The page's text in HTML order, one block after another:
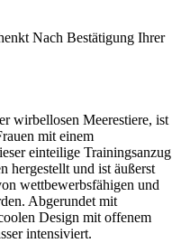
Nach Bestätigung Ihrer
wirbellosen Meerestiere, ist
mit einem
einteilige Trainingsanzug
hergestellt und ist äußerst
wettbewerbsfähigen und
Abgerundet mit
Design mit offenem
intensiviert.